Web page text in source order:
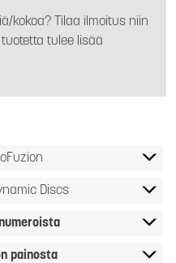
kokoa? Tilaa ilmoitus niin
tulee lisää
Discs
painosta